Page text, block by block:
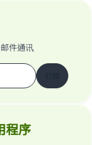
件通讯
程序